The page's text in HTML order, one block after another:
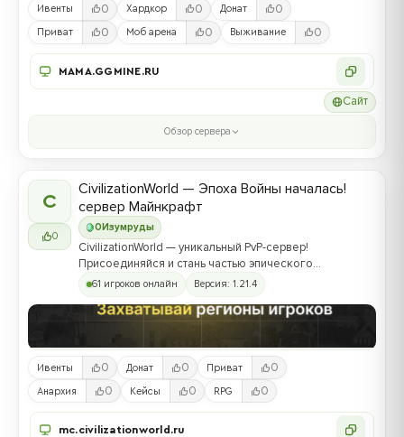
Ивенты 0 Хардкор 0 Донат 0
Приват 0 Моб арена 0 Выживание 0
MAMA.GGMINE.RU
Сайт
Обзор сервера
C
0
0 Изумруды
CivilizationWorld — Эпоха Войны началась!
сервер Майнкрафт
CivilizationWorld — уникальный PvP-сервер!
Присоединяйся и стань частью эпического
противостояния между Альвами и Йотунами!
61 игроков онлайн Версия: 1.21.4
Ивенты 0 Донат 0 Приват 0
Анархия 0 Кейсы 0 RPG 0
mc.civilizationworld.ru